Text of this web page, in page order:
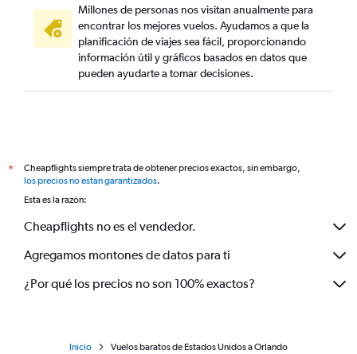
Millones de personas nos visitan anualmente para
encontrar los mejores vuelos. Ayudamos a que la
planificación de viajes sea fácil, proporcionando
información útil y gráficos basados en datos que
pueden ayudarte a tomar decisiones.
*
Cheapflights siempre trata de obtener precios exactos, sin embargo,
los precios no están garantizados.
Esta es la razón:
Cheapflights no es el vendedor.
Agregamos montones de datos para ti
¿Por qué los precios no son 100% exactos?
Inicio Vuelos baratos de Estados Unidos a Orlando